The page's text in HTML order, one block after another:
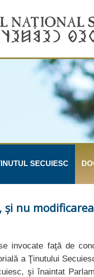
SECUIESC
şi nu
invocate faţă de
a Ţinutului
şi înaintat